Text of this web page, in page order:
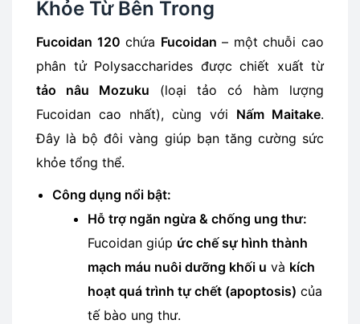
Khỏe Từ Bên Trong
Fucoidan 120 chứa Fucoidan – một chuỗi cao
phân tử Polysaccharides được chiết xuất từ
tảo nâu Mozuku (loại tảo có hàm lượng
Fucoidan cao nhất), cùng với Nấm Maitake.
Đây là bộ đôi vàng giúp bạn tăng cường sức
khỏe tổng thể.
Công dụng nổi bật:
Hỗ trợ ngăn ngừa & chống ung thư:
Fucoidan giúp ức chế sự hình thành
mạch máu nuôi dưỡng khối u và kích
hoạt quá trình tự chết (apoptosis) của
tế bào ung thư.